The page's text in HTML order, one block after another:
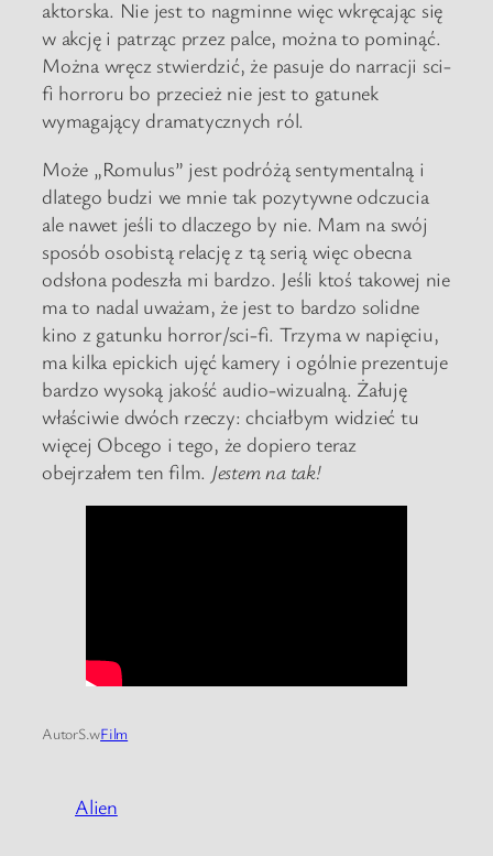
aktorska. Nie jest to nagminne więc wkręcając się
w akcję i patrząc przez palce, można to pominąć.
Można wręcz stwierdzić, że pasuje do narracji sci-
fi horroru bo przecież nie jest to gatunek
wymagający dramatycznych ról.
Może „Romulus” jest podróżą sentymentalną i
dlatego budzi we mnie tak pozytywne odczucia
ale nawet jeśli to dlaczego by nie. Mam na swój
sposób osobistą relację z tą serią więc obecna
odsłona podeszła mi bardzo. Jeśli ktoś takowej nie
ma to nadal uważam, że jest to bardzo solidne
kino z gatunku horror/sci-fi. Trzyma w napięciu,
ma kilka epickich ujęć kamery i ogólnie prezentuje
bardzo wysoką jakość audio-wizualną. Żałuję
właściwie dwóch rzeczy: chciałbym widzieć tu
więcej Obcego i tego, że dopiero teraz
obejrzałem ten film. Jestem na tak!
AutorS.wFilm
Alien